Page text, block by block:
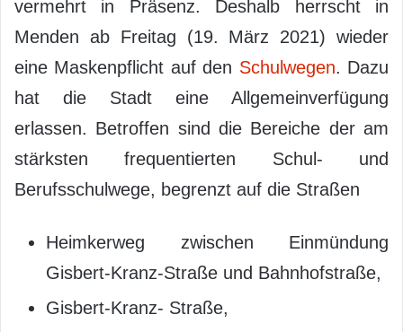
vermehrt in Präsenz. Deshalb herrscht in
Menden ab Freitag (19. März 2021) wieder
eine Maskenpflicht auf den Schulwegen. Dazu
hat die Stadt eine Allgemeinverfügung
erlassen. Betroffen sind die Bereiche der am
stärksten frequentierten Schul- und
Berufsschulwege, begrenzt auf die Straßen
Heimkerweg zwischen Einmündung
Gisbert-Kranz-Straße und Bahnhofstraße,
Gisbert-Kranz- Straße,